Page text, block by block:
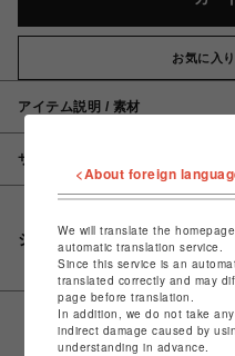
お気に入
アイテム説明 / 素材
サイズ
シェアする
<About foreign
We will translate the
automatic translation service.
Since this service is an
translated correctly and may
page before translation.
In addition, we do not take
indirect damage caused by
understanding in advance.